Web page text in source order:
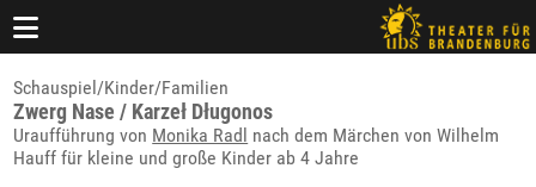
Schauspiel/Kinder/Familien
Zwerg Nase / Karzeł Długonos
Uraufführung von Monika Radl nach dem Märchen von Wilhelm
Hauff für kleine und große Kinder ab 4 Jahre